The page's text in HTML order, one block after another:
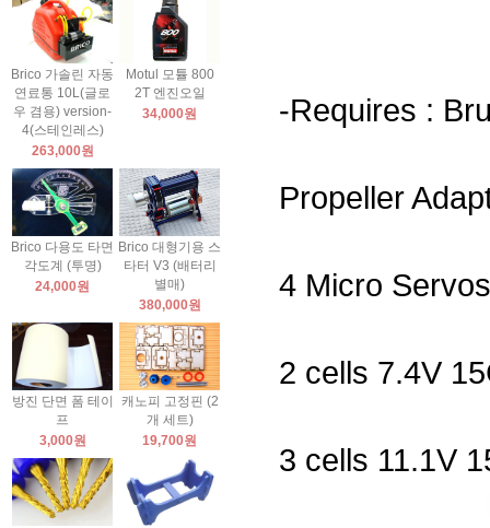
Brico 가솔린 자동
연료통 10L(글로
우 겸용) version-
4(스테인레스)
263,000원
Motul 모튤 800
2T 엔진오일
34,000원
Brico 다용도 타면
각도계 (투명)
24,000원
Brico 대형기용 스
타터 V3 (배터리
별매)
380,000원
방진 단면 폼 테이
프
3,000원
캐노피 고정핀 (2
개 세트)
19,700원
-Requires :
Propeller
4 Micro
2 cells 7.4V
3 cells 11.1V